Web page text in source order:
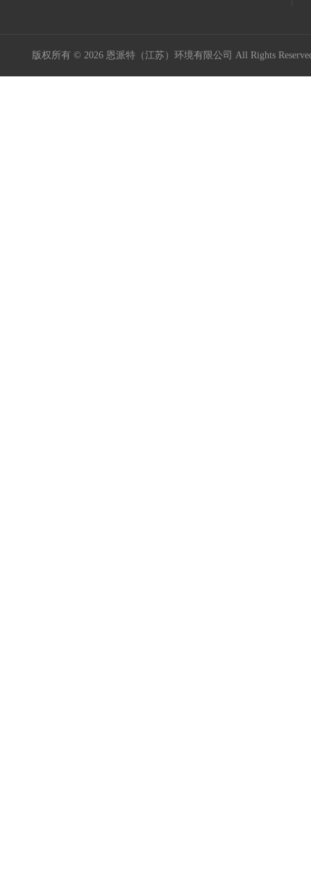
版权所有 © 2026 恩派特（江苏）环境有限公司 All Rights